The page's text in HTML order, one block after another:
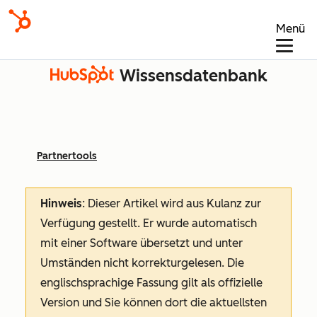
Menü
Wissensdatenbank
Partnertools
Hinweis: Dieser Artikel wird aus Kulanz zur
Verfügung gestellt. Er wurde automatisch
mit einer Software übersetzt und unter
Umständen nicht korrekturgelesen. Die
englischsprachige Fassung gilt als offizielle
Version und Sie können dort die aktuellsten